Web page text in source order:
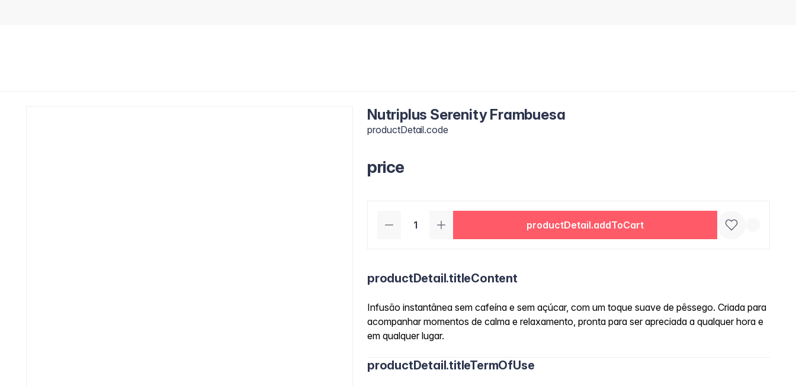
Nutriplus Serenity Frambuesa
productDetail.code
price
productDetail.addToCart
productDetail.titleContent
Infusão instantânea sem cafeína e sem açúcar, com um toque suave de pêssego. Criada para
acompanhar momentos de calma e relaxamento, pronta para ser apreciada a qualquer hora e
em qualquer lugar.
productDetail.titleTermOfUse